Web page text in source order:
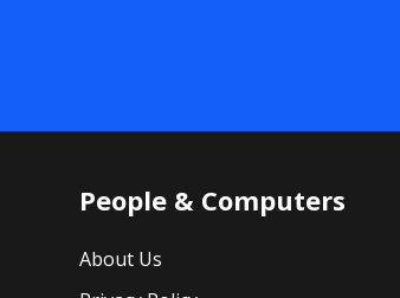
People & Computers
About Us